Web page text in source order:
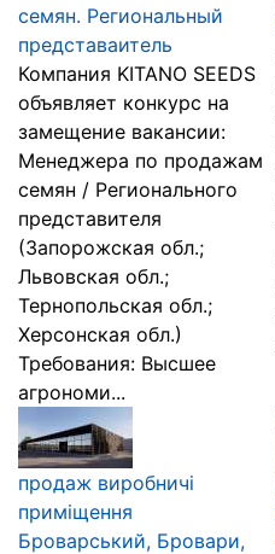
семян. Региональный
представаитель
Компания KITANO SEEDS
объявляет конкурс на
замещение вакансии:
Менеджера по продажам
семян / Регионального
представителя
(Запорожская обл.;
Львовская обл.;
Тернопольская обл.;
Херсонская обл.)
Требования: Высшее
агрономи...
продаж виробничі
приміщення
Броварський, Бровари,